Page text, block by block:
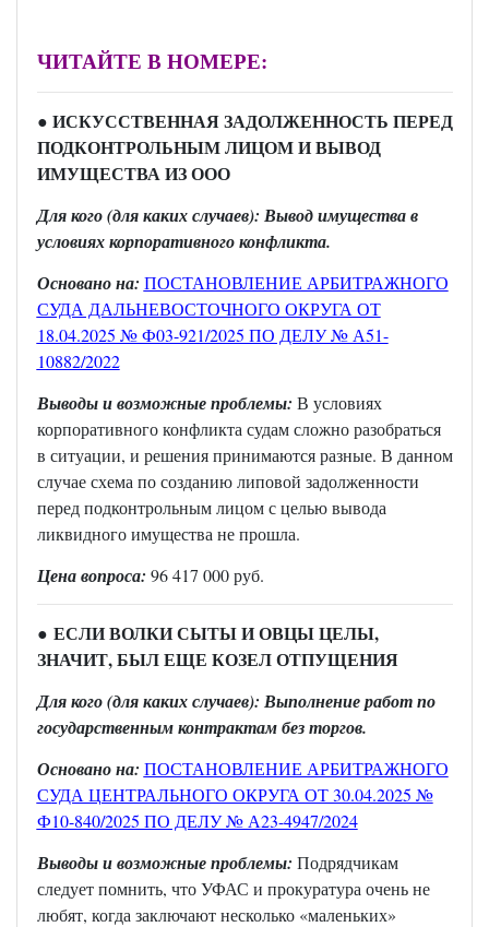
ЧИТАЙТЕ В НОМЕРЕ:
● ИСКУССТВЕННАЯ ЗАДОЛЖЕННОСТЬ ПЕРЕД
ПОДКОНТРОЛЬНЫМ ЛИЦОМ И ВЫВОД
ИМУЩЕСТВА ИЗ ООО
Для кого (для каких случаев): Вывод имущества в
условиях корпоративного конфликта.
Основано на: ПОСТАНОВЛЕНИЕ АРБИТРАЖНОГО
СУДА ДАЛЬНЕВОСТОЧНОГО ОКРУГА ОТ
18.04.2025 № Ф03-921/2025 ПО ДЕЛУ № А51-
10882/2022
Выводы и возможные проблемы: В условиях
корпоративного конфликта судам сложно разобраться
в ситуации, и решения принимаются разные. В данном
случае схема по созданию липовой задолженности
перед подконтрольным лицом с целью вывода
ликвидного имущества не прошла.
Цена вопроса: 96 417 000 руб.
● ЕСЛИ ВОЛКИ СЫТЫ И ОВЦЫ ЦЕЛЫ,
ЗНАЧИТ, БЫЛ ЕЩЕ КОЗЕЛ ОТПУЩЕНИЯ
Для кого (для каких случаев): Выполнение работ по
государственным контрактам без торгов.
Основано на: ПОСТАНОВЛЕНИЕ АРБИТРАЖНОГО
СУДА ЦЕНТРАЛЬНОГО ОКРУГА ОТ 30.04.2025 №
Ф10-840/2025 ПО ДЕЛУ № А23-4947/2024
Выводы и возможные проблемы: Подрядчикам
следует помнить, что УФАС и прокуратура очень не
любят, когда заключают несколько «маленьких»